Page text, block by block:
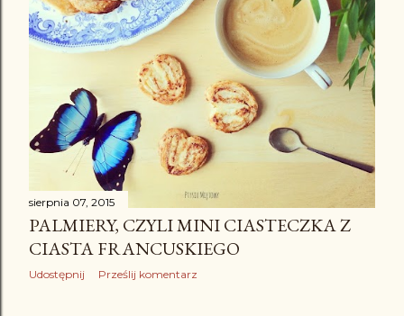
sierpnia 07, 2015
PALMIERY, CZYLI MINI CIASTECZKA Z
CIASTA FRANCUSKIEGO
Udostępnij Prześlij komentarz